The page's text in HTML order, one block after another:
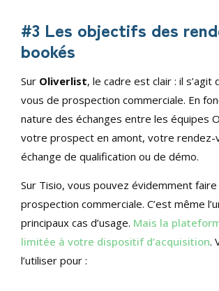
#3 Les objectifs des
bookés
Sur Oliverlist, le cadre est clair : il s’agit
vous de prospection commerciale. En
nature des échanges entre les équipes
votre prospect en amont, votre rendez-
échange de qualification ou de démo.
Sur Tisio, vous pouvez évidemment faire
prospection commerciale. C’est même
principaux cas d’usage. Mais la
limitée à votre dispositif d’acquisition.
l’utiliser pour :